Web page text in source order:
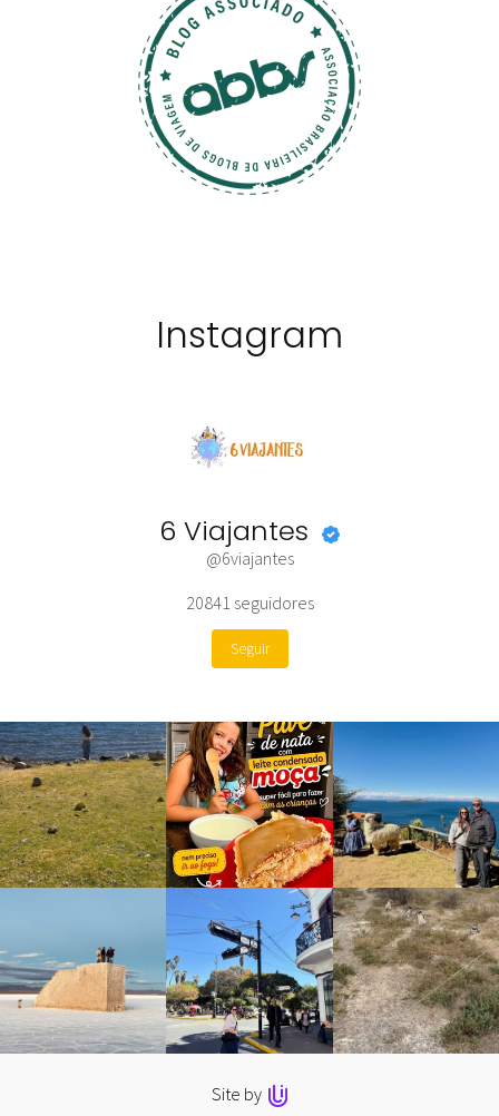
Instagram
6 Viajantes
@6viajantes
20841 seguidores
Seguir
Site by